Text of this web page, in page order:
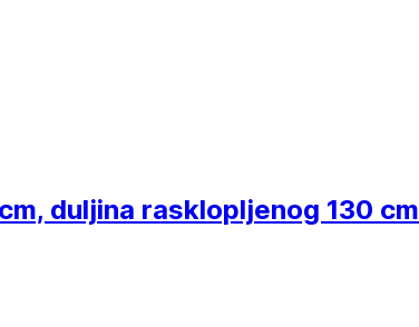
duljina rasklopljenog 130 cm